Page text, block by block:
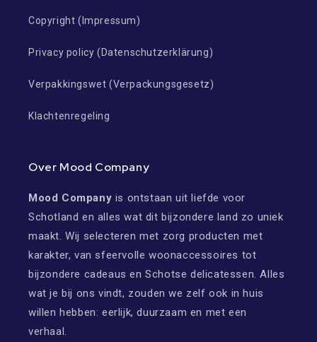
Copyright (Impressum)
Privacy policy (Datenschutzerklärung)
Verpakkingswet (Verpackungsgesetz)
Klachtenregeling
Over Mood Company
Mood Company is ontstaan uit liefde voor
Schotland en alles wat dit bijzondere land zo uniek
maakt. Wij selecteren met zorg producten met
karakter, van sfeervolle woonaccessoires tot
bijzondere cadeaus en Schotse delicatessen. Alles
wat je bij ons vindt, zouden we zelf ook in huis
willen hebben: eerlijk, duurzaam en met een
verhaal.